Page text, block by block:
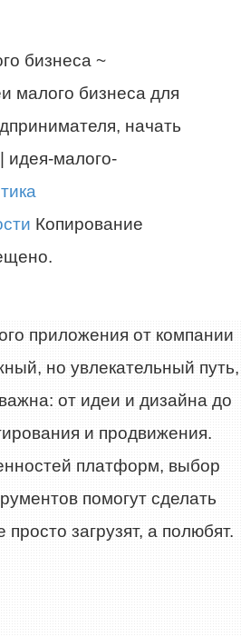
бизнеса ~
малого бизнеса для
начать
идея-малого-
Копирование
приложения от компании
но увлекательный путь,
от идеи и дизайна до
и продвижения.
платформ, выбор
помогут сделать
просто загрузят, а полюбят.